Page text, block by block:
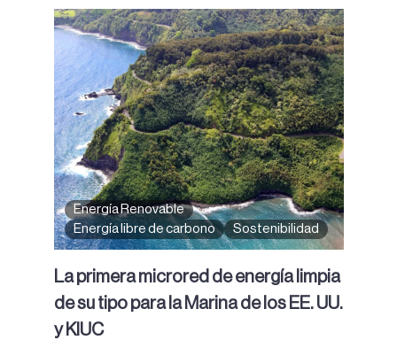
Energía Renovable
Energía libre de carbono
Sostenibilidad
La primera microred de energía limpia
de su tipo para la Marina de los EE. UU.
y KIUC